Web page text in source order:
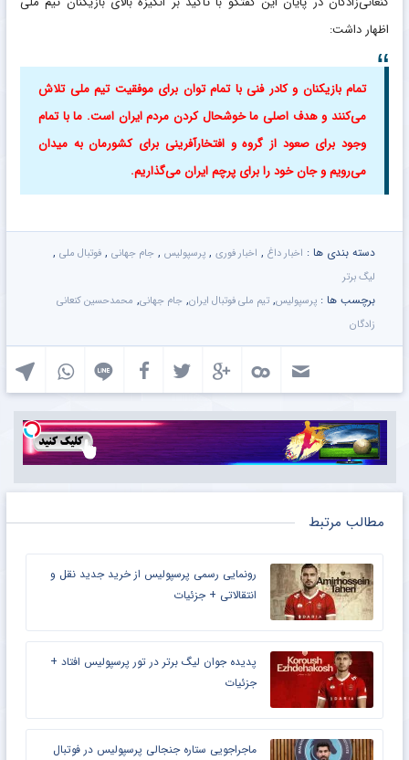
اظهار داشت:
تمام بازیکنان و کادر فنی با تمام توان برای موفقیت تیم ملی تلاش
می‌کنند و هدف اصلی ما خوشحال کردن مردم ایران است. ما با تمام
وجود برای صعود از گروه و افتخارآفرینی برای کشورمان به میدان
می‌رویم و جان خود را برای پرچم ایران می‌گذاریم.
دسته بندی ها : اخبار داغ , اخبار فوری , پرسپولیس , جام جهانی , فوتبال ملی ,
لیگ برتر
برچسب ها : پرسپولیس, تیم ملی فوتبال ایران, جام جهانی, محمدحسین کنعانی
زادگان
مطالب مرتبط
رونمایی رسمی پرسپولیس از خرید جدید نقل و
انتقالاتی + جزئیات
پدیده جوان لیگ برتر در تور پرسپولیس افتاد +
جزئیات
ماجراجویی ستاره جنجالی پرسپولیس در فوتبال